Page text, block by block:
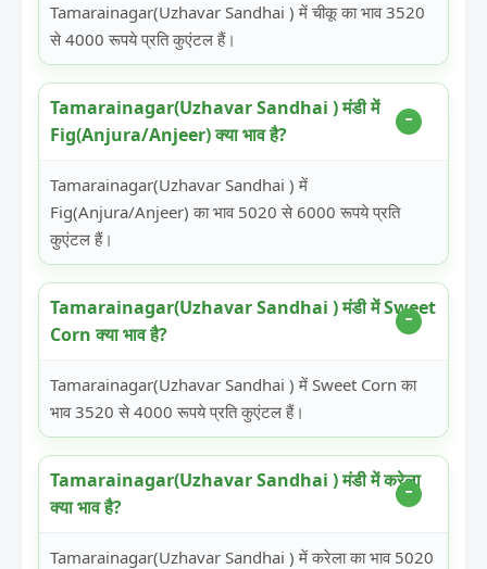
Tamarainagar(Uzhavar Sandhai ) में चीकू का भाव 3520
से 4000 रूपये प्रति कुएंटल हैं।
Tamarainagar(Uzhavar Sandhai ) मंडी में
Fig(Anjura/Anjeer) क्या भाव है?
Tamarainagar(Uzhavar Sandhai ) में
Fig(Anjura/Anjeer) का भाव 5020 से 6000 रूपये प्रति
कुएंटल हैं।
Tamarainagar(Uzhavar Sandhai ) मंडी में Sweet
Corn क्या भाव है?
Tamarainagar(Uzhavar Sandhai ) में Sweet Corn का
भाव 3520 से 4000 रूपये प्रति कुएंटल हैं।
Tamarainagar(Uzhavar Sandhai ) मंडी में करेला
क्या भाव है?
Tamarainagar(Uzhavar Sandhai ) में करेला का भाव 5020